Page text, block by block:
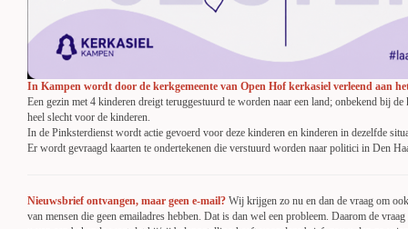
In Kampen wordt door de kerkgemeente van Open Hof kerkasiel verleend aan
Een gezin met 4 kinderen dreigt teruggestuurd te worden naar een land; onbekend bij
heel slecht voor de kinderen.
In de Pinksterdienst wordt actie gevoerd voor deze kinderen en kinderen in dezelfde
Er wordt gevraagd kaarten te ondertekenen die verstuurd worden naar politici in Den
Nieuwsbrief ontvangen, maar geen e-mail? Wij krijgen zo nu en dan de vraag om
van mensen die geen emailadres hebben. Dat is dan wel een probleem. Daarom de vraag